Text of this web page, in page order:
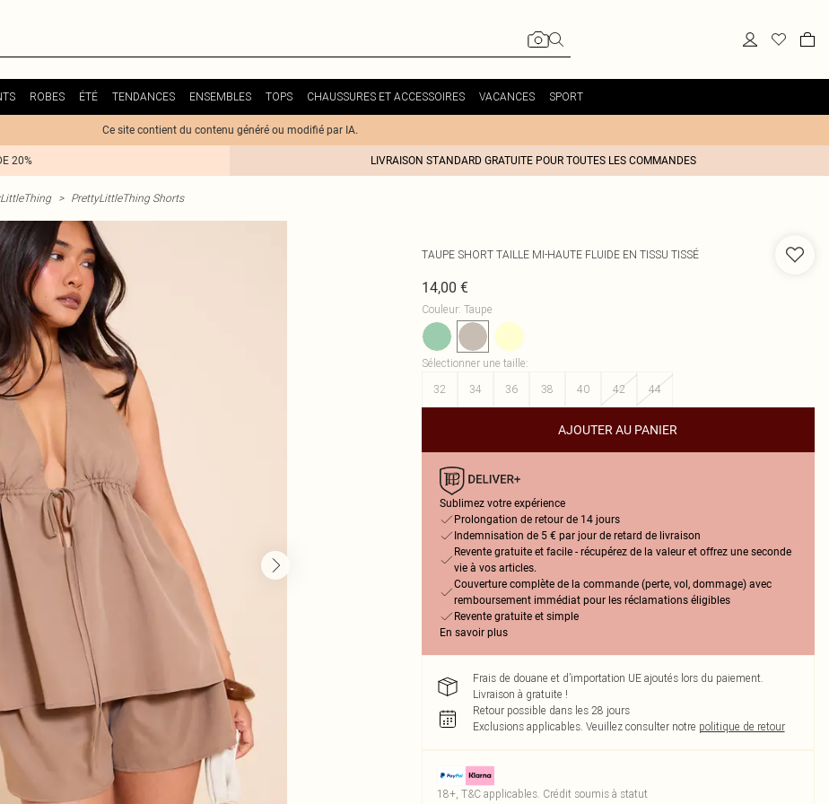
ROBES ÉTÉ TENDANCES ENSEMBLES TOPS CHAUSSURES ET ACCESSOIRES VACANCES SPORT
Ce site contient du contenu généré ou modifié par IA.
20% LIVRAISON STANDARD GRATUITE POUR TOUTES LES COMMANDES
> PrettyLittleThing Shorts
TAUPE SHORT TAILLE MI-HAUTE FLUIDE EN TISSU TISSÉ
14,00 €
Couleur: Taupe
Sélectionner une taille:
32
34 36 38 40 42 44
AJOUTER AU PANIER
Sublimez votre expérience
Prolongation de retour de 14 jours
Indemnisation de 5 € par jour de retard de livraison
Revente gratuite et facile - récupérez de la valeur et offrez une seconde
vie à vos articles.
Couverture complète de la commande (perte, vol, dommage) avec
remboursement immédiat pour les réclamations éligibles
Revente gratuite et simple
En savoir plus
Frais de douane et d’importation UE ajoutés lors du paiement.
Livraison à gratuite !
Retour possible dans les 28 jours
Exclusions applicables. Veuillez consulter notre politique de retour
18+, T&C applicables. Crédit soumis à statut